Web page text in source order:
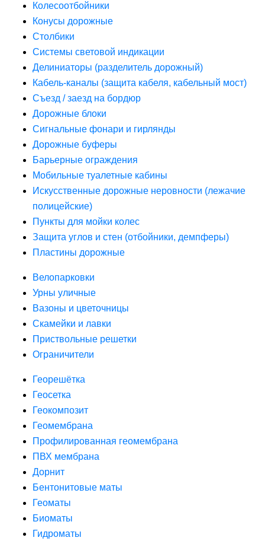
Колесоотбойники
Конусы дорожные
Столбики
Системы световой индикации
Делиниаторы (разделитель дорожный)
Кабель-каналы (защита кабеля, кабельный мост)
Съезд / заезд на бордюр
Дорожные блоки
Сигнальные фонари и гирлянды
Дорожные буферы
Барьерные ограждения
Мобильные туалетные кабины
Искусственные дорожные неровности (лежачие
полицейские)
Пункты для мойки колес
Защита углов и стен (отбойники, демпферы)
Пластины дорожные
Велопарковки
Урны уличные
Вазоны и цветочницы
Скамейки и лавки
Приствольные решетки
Ограничители
Георешётка
Геосетка
Геокомпозит
Геомембрана
Профилированная геомембрана
ПВХ мембрана
Дорнит
Бентонитовые маты
Геоматы
Биоматы
Гидроматы